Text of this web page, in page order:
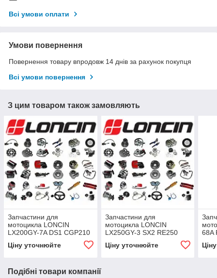
Всі умови оплати
Умови повернення
Повернення товару впродовж 14 днів за рахунок покупця
Всі умови повернення
З цим товаром також замовляють
Запчастини для
мотоцикла LONCIN
LX200GY-7A DS1 CGP210
Ціну уточнюйте
Запчастини для
мотоцикла LONCIN
LX250GY-3 SX2 RE250
Ціну уточнюйте
68A
Подібні товари компанії